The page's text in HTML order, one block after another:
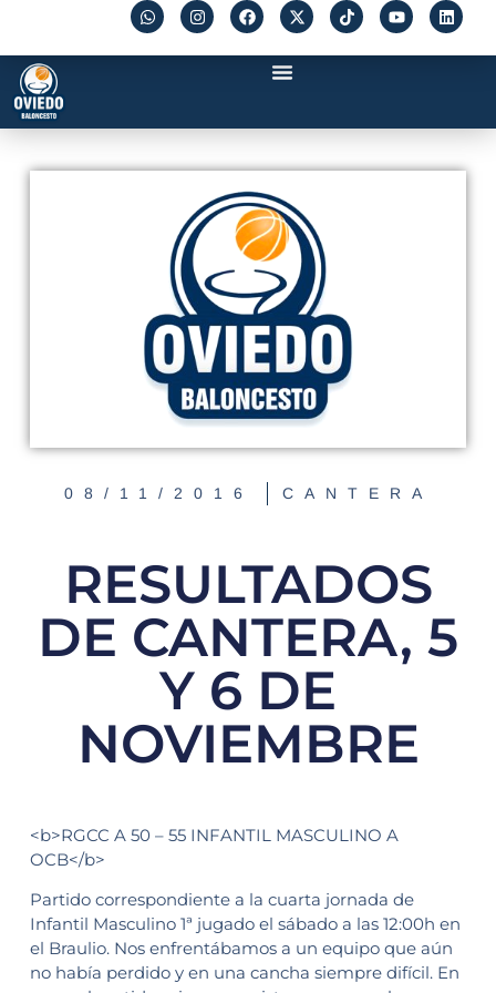
08/11/2016 CANTERA
RESULTADOS
DE CANTERA, 5
Y 6 DE
NOVIEMBRE
<b>RGCC A 50 – 55 INFANTIL MASCULINO A
OCB</b>
Partido correspondiente a la cuarta jornada de
Infantil Masculino 1ª jugado el sábado a las 12:00h en
el Braulio. Nos enfrentábamos a un equipo que aún
no había perdido y en una cancha siempre difícil. En